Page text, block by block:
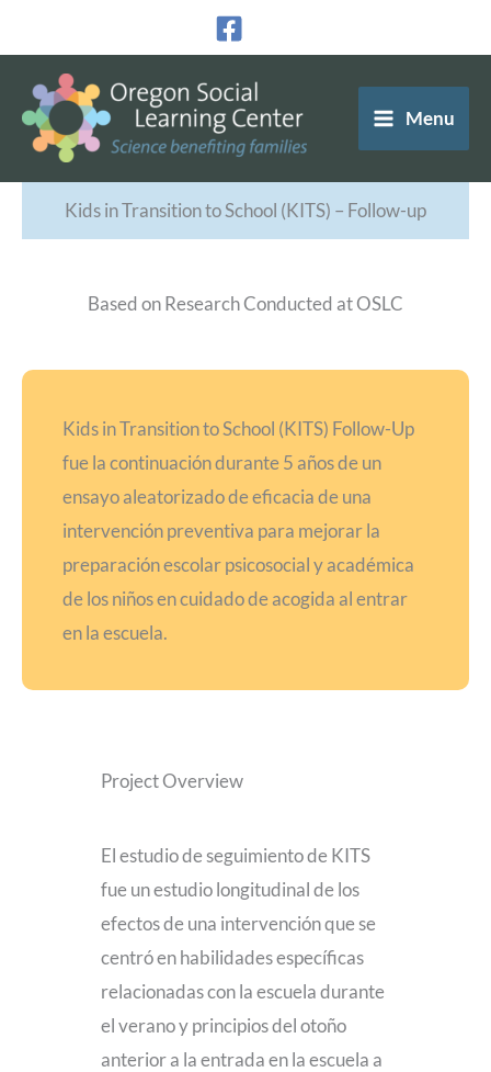
contenido
Menu
Kids in Transition to School (KITS) – Follow-up
Based on Research Conducted at OSLC
Kids in Transition to School (KITS) Follow-Up
fue la continuación durante 5 años de un
ensayo aleatorizado de eficacia de una
intervención preventiva para mejorar la
preparación escolar psicosocial y académica
de los niños en cuidado de acogida al entrar
en la escuela.
Project Overview
El estudio de seguimiento de KITS
fue un estudio longitudinal de los
efectos de una intervención que se
centró en habilidades específicas
relacionadas con la escuela durante
el verano y principios del otoño
anterior a la entrada en la escuela a